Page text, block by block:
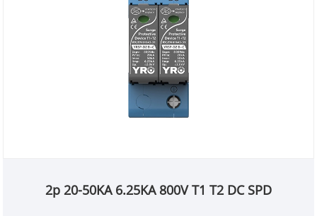
2p 20-50KA 6.25KA 800V T1 T2 DC SPD